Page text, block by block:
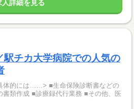
人詳細を見る
駅チカ大学病院での人気の
類作成 ■診療録代行業務 ■その他、医